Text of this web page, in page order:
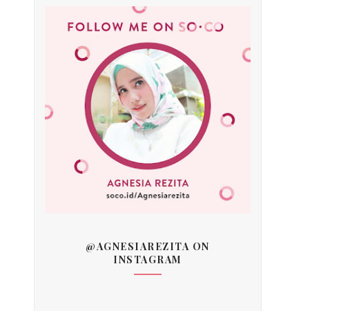
@AGNESIAREZITA ON
INSTAGRAM